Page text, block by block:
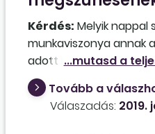
Kérdés: Melyik nappal
munkaviszonya annak
adott héten éjszakai
óráig – dolgozik, és
szerdai napon jött
a szemlélet, mely
Tovább a
Válaszadás: 2019.